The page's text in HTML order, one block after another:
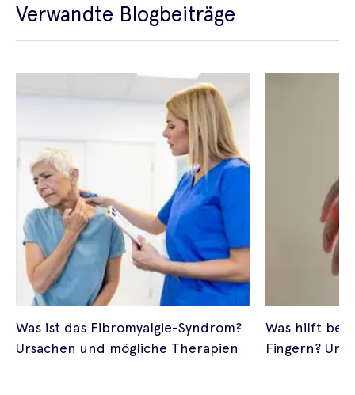
Verwandte Blogbeiträge
Was ist das Fibromyalgie-Syndrom?
Ursachen und mögliche Therapien
Was hilft bei
Fingern?